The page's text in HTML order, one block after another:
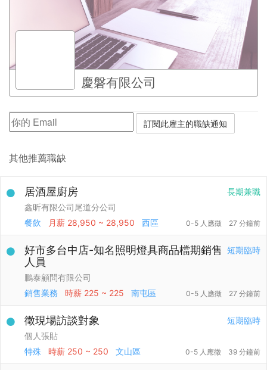
慶磐有限公司
其他推薦職缺
長期兼職
居酒屋廚房
鑫昕有限公司尾道分公司
餐飲
月薪 28,950 ~ 28,950 西區 0-5 人應徵 27 分鐘前
短期臨時
好市多台中店-知名照明燈具商品檔期銷售
人員
鵬泰顧問有限公司
銷售業務
時薪 225 ~ 225 南屯區 0-5 人應徵 27 分鐘前
短期臨時
徵現場訪談對象
個人張貼
特殊
時薪 250 ~ 250 文山區 0-5 人應徵 39 分鐘前